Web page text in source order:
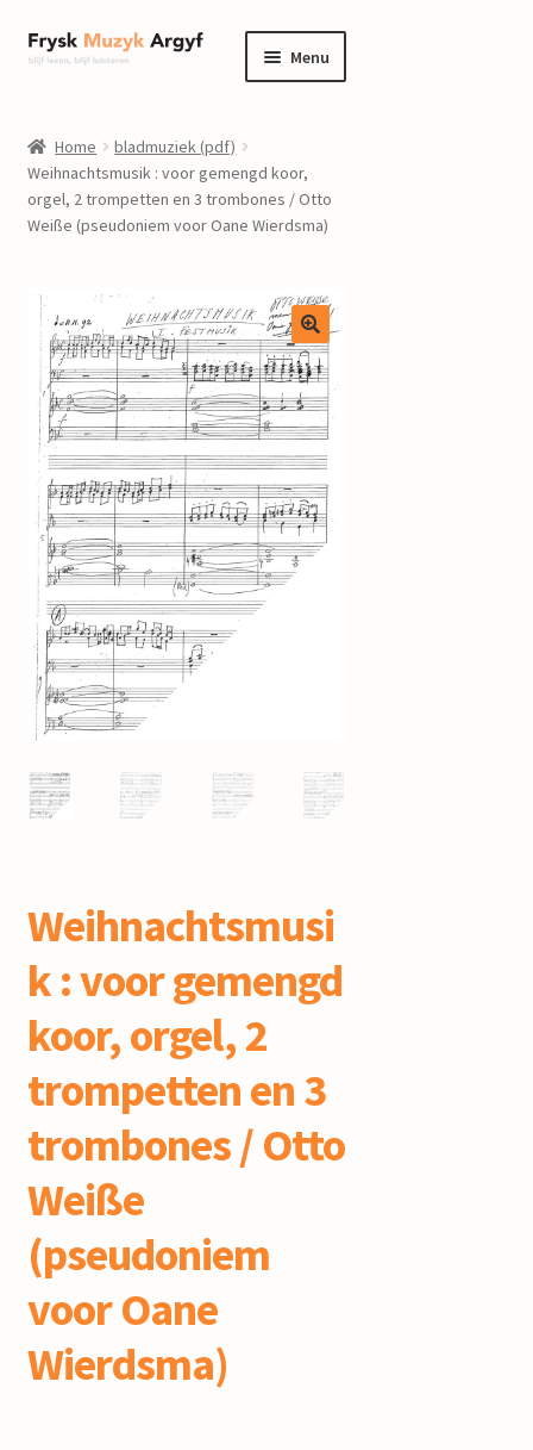
Ga
door
navigatie
Ga
naar
inhoud
Menu
informatie
Submenu
uitvouwen
winkel
Submenu
Componisten
nieuws
events
contact
mijn account
Home
bladmuziek (pdf)
Weihnachtsmusik : voor gemengd koor,
orgel, 2 trompetten en 3 trombones / Otto
Weiße (pseudoniem voor Oane Wierdsma)
Weihnachtsmusi
k : voor gemengd
koor, orgel, 2
trompetten en 3
trombones / Otto
Weiße
(pseudoniem
voor Oane
Wierdsma)